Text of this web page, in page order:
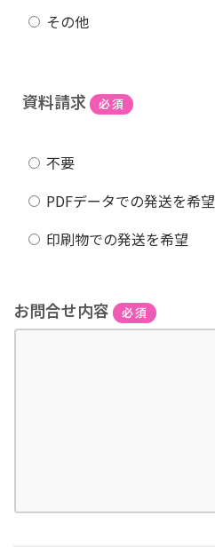
その他
資料請求 必須
不要
PDFデータでの発送を希望
印刷物での発送を希望
お問合せ内容 必須